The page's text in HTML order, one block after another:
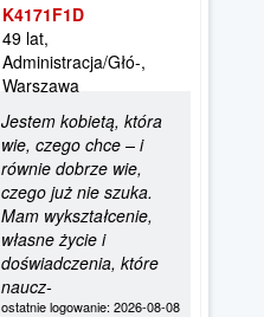
K4171F1D
49 lat,
Administracja/Głó-,
Warszawa
Jestem kobietą, która
wie, czego chce – i
równie dobrze wie,
czego już nie szuka.
Mam wykształcenie,
własne życie i
doświadczenia, które
naucz-
ostatnie logowanie: 2026-08-08